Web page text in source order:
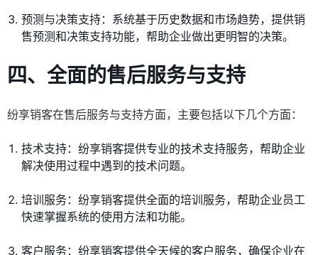
预测与决策支持：系统基于历史数据和市场趋势，提供销
售预测和决策支持功能，帮助企业做出更明智的决策。
四、全面的售后服务与支持
纷享销客在售后服务与支持方面，主要包括以下几个方面：
技术支持：纷享销客提供专业的技术支持服务，帮助企业
解决使用过程中遇到的技术问题。
培训服务：纷享销客提供全面的培训服务，帮助企业员工
快速掌握系统的使用方法和功能。
客户服务：纷享销客提供全天候的客户服务，确保企业在